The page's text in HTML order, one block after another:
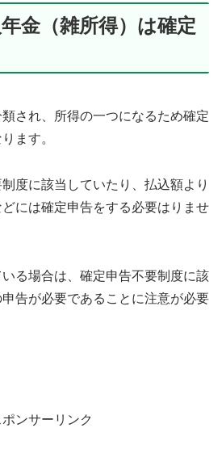
金（雑所得）は確定
され、所得の一つになるため確定
ます。
度に該当していたり、払込額より
には確定申告をする必要はりませ
る場合は、確定申告不要制度に該
告が必要であることに注意が必要
ポンサーリンク